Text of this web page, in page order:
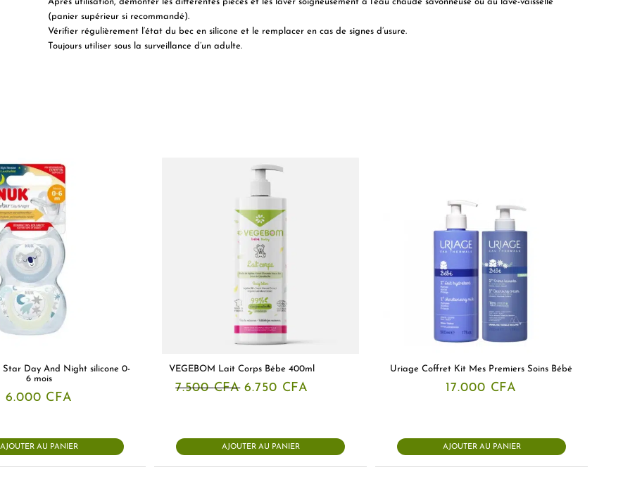
(panier supérieur si recommandé).
Vérifier régulièrement l’état du bec en silicone et le remplacer en cas de signes d’usure.
Toujours utiliser sous la surveillance d’un adulte.
Star Day And Night silicone 0-
6 mois
6.000 CFA
AJOUTER AU PANIER
VEGEBOM Lait Corps Bébe 400ml
7.500CFA Le
6.750 CFA
AJOUTER AU PANIER
Uriage Coffret Kit Mes Premiers Soins Bébé
17.000 CFA
AJOUTER AU PANIER